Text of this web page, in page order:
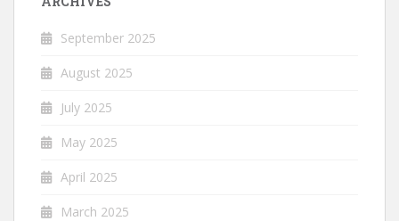
September 2025
August 2025
July 2025
May 2025
April 2025
March 2025